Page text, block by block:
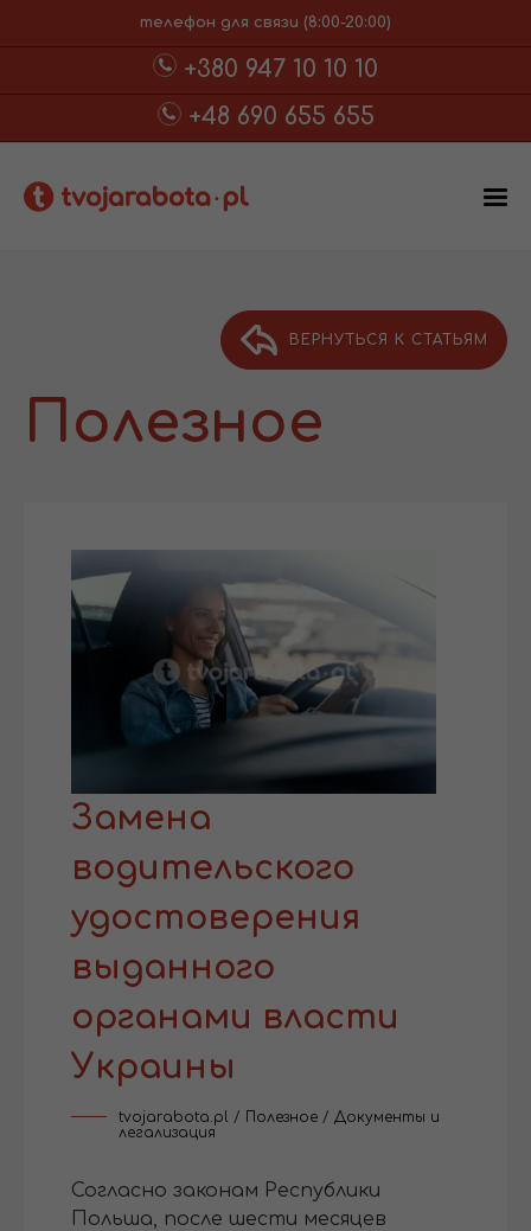
телефон для связи (8:00-20:00)
+380 947 10 10 10
+48 690 655 655
ВЕРНУТЬСЯ К СТАТЬЯМ
Полезное
Замена
водительского
удостоверения
выданного
органами власти
Украины
tvojarabota.pl / Полезное / Документы и
легализация
Согласно законам Республики
Польша, после шести месяцев